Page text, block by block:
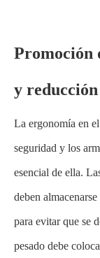
Promoción
y
La ergonomía en
seguridad y los
esencial de ella.
deben
para evitar que se
pesado debe